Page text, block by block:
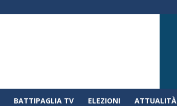
BATTIPAGLIA TV ELEZIONI ATTUALITÀ